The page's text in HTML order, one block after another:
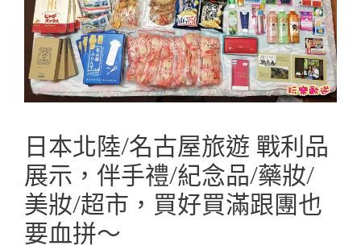
日本北陸/名古屋旅遊 戰利品
展示，伴手禮/紀念品/藥妝/
美妝/超市，買好買滿跟團也
要血拼～